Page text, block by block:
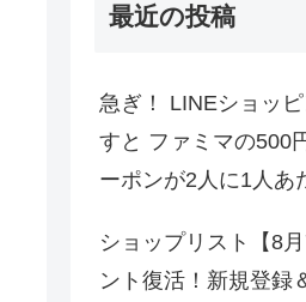
最近の投稿
急ぎ！ LINEショッ
すと ファミマの500
ーポンが2人に1人あ
ショップリスト【8
ント復活！新規登録